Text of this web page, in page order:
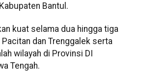
Bantul.
kuat selama dua hingga tiga
dan Trenggalek serta
wilayah di Provinsi DI
Tengah.